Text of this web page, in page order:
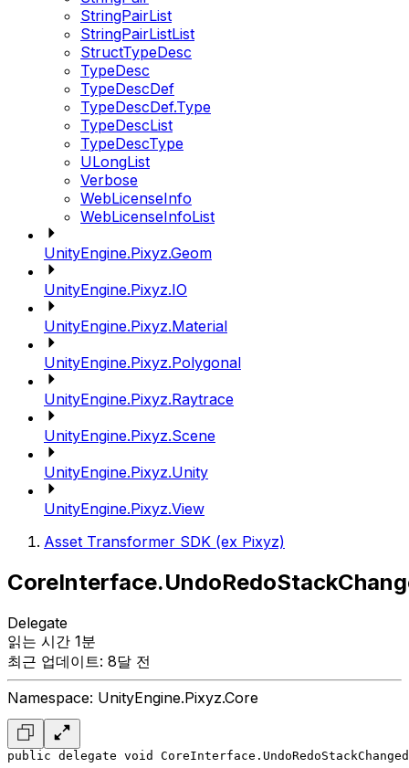
StringPairList
StringPairListList
StructTypeDesc
TypeDesc
TypeDescDef
TypeDescDef.Type
TypeDescList
TypeDescType
ULongList
Verbose
WebLicenseInfo
WebLicenseInfoList
UnityEngine.Pixyz.Geom
UnityEngine.Pixyz.IO
UnityEngine.Pixyz.Material
UnityEngine.Pixyz.Polygonal
UnityEngine.Pixyz.Raytrace
UnityEngine.Pixyz.Scene
UnityEngine.Pixyz.Unity
UnityEngine.Pixyz.View
Asset Transformer SDK (ex Pixyz)
Delegate
읽는 시간 1분
최근 업데이트: 8달 전
Namespace: UnityEngine.Pixyz.Core
public delegate void